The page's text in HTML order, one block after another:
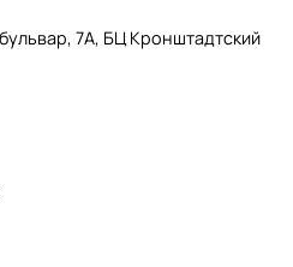
7А, БЦ Кронштадтский